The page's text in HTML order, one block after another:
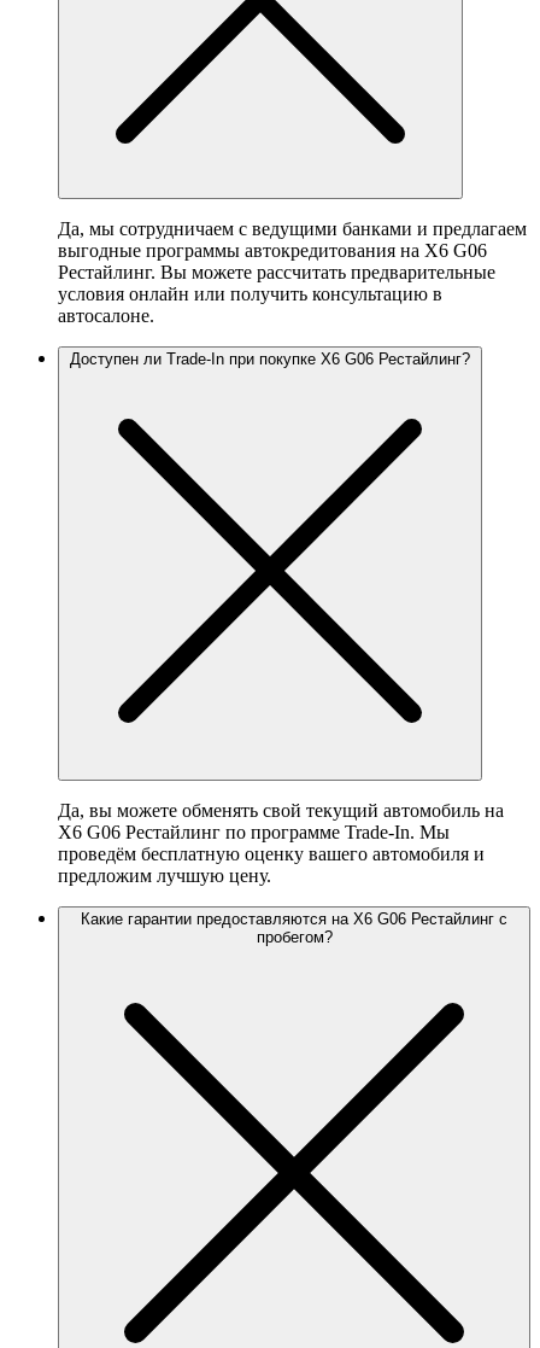
Да, мы сотрудничаем с ведущими банками и предлагаем
выгодные программы автокредитования на X6 G06
Рестайлинг. Вы можете рассчитать предварительные
условия онлайн или получить консультацию в
автосалоне.
Доступен ли Trade-In при покупке X6 G06 Рестайлинг?
Да, вы можете обменять свой текущий автомобиль на
X6 G06 Рестайлинг по программе Trade-In. Мы
проведём бесплатную оценку вашего автомобиля и
предложим лучшую цену.
Какие гарантии предоставляются на X6 G06 Рестайлинг с
пробегом?